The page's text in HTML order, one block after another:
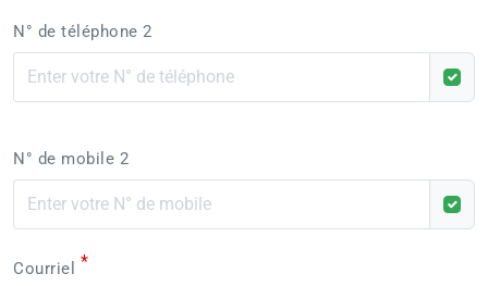
N° de téléphone 2
N° de mobile 2
Courriel *